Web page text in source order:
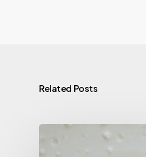
Related Posts